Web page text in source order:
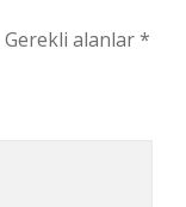
Gerekli alanlar*